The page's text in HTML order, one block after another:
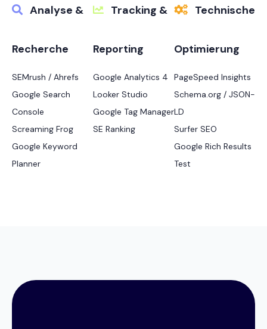
Analyse &
Recherche
SEMrush / Ahrefs
Google Search
Console
Screaming Frog
Google Keyword
Planner
Tracking &
Reporting
Google Analytics 4
Looker Studio
Google Tag Manager
SE Ranking
Technische
Optimierung
PageSpeed Insights
Schema.org / JSON-
LD
Surfer SEO
Google Rich Results
Test